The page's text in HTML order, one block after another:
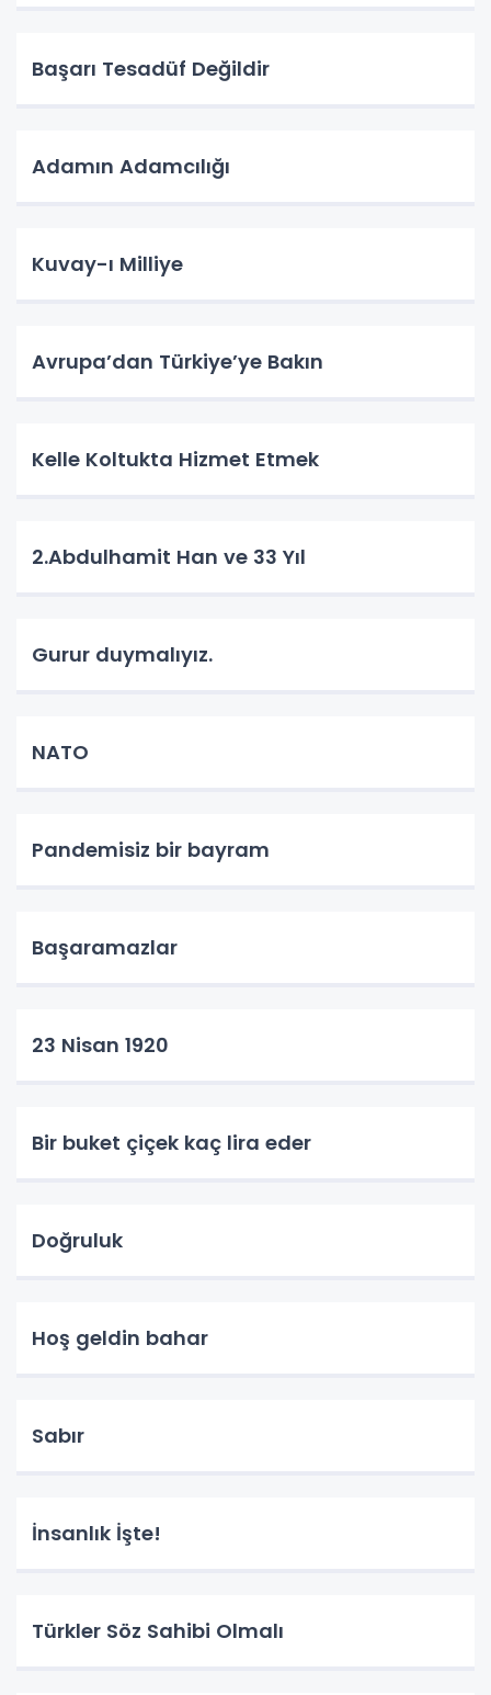
Başarı Tesadüf Değildir
Adamın Adamcılığı
Kuvay-ı Milliye
Avrupa’dan Türkiye’ye Bakın
Kelle Koltukta Hizmet Etmek
2.Abdulhamit Han ve 33 Yıl
Gurur duymalıyız.
NATO
Pandemisiz bir bayram
Başaramazlar
23 Nisan 1920
Bir buket çiçek kaç lira eder
Doğruluk
Hoş geldin bahar
Sabır
İnsanlık İşte!
Türkler Söz Sahibi Olmalı